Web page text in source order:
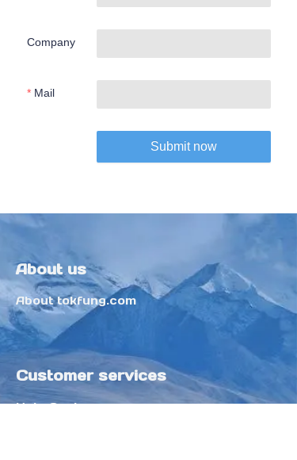
Company
Mail
Submit now
About us
About tokfung.com
Customer services
Help Center